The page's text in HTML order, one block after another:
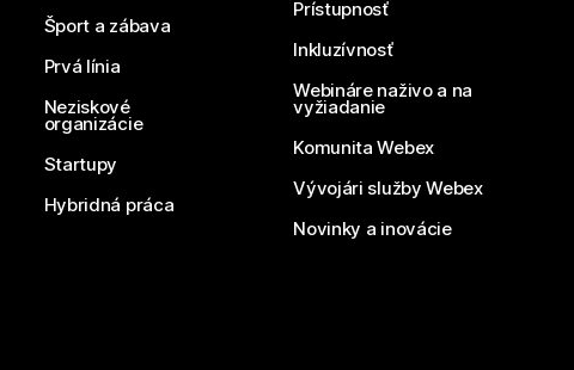
Šport a zábava
Prvá línia
Neziskové
organizácie
Startupy
Hybridná práca
Prístupnosť
Inkluzívnosť
Webináre naživo a na
vyžiadanie
Komunita Webex
Vývojári služby Webex
Novinky a inovácie